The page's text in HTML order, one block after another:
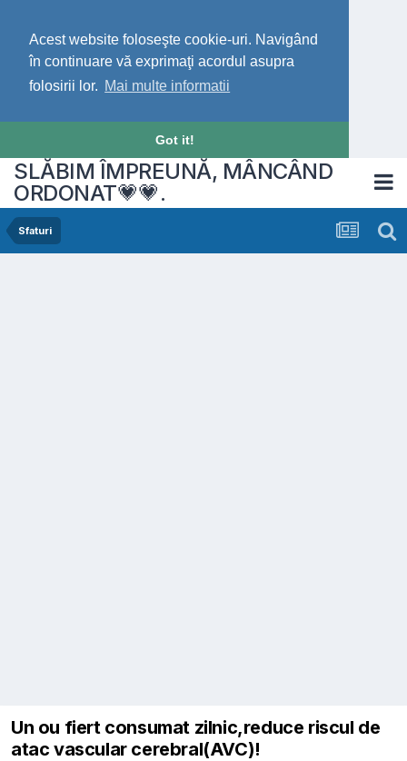
Acest website foloseşte cookie-uri. Navigând
în continuare vă exprimaţi acordul asupra
folosirii lor. Mai multe informatii
Got it!
SLĂBIM ÎMPREUNĂ, MÂNCÂND
ORDONAT💗💗.
Sfaturi
Un ou fiert consumat zilnic,reduce riscul de
atac vascular cerebral(AVC)!